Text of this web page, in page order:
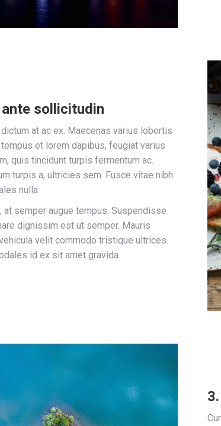
sollicitudin
at ac ex. Maecenas varius lobortis
et lorem dapibus, feugiat varius
quis tincidunt turpis fermentum ac.
turpis a, ultricies sem. Fusce vitae nibh
nulla.
semper augue tempus. Suspendisse
dignissim est ut semper. Mauris
velit commodo tristique ultrices.
id ex sit amet gravida.